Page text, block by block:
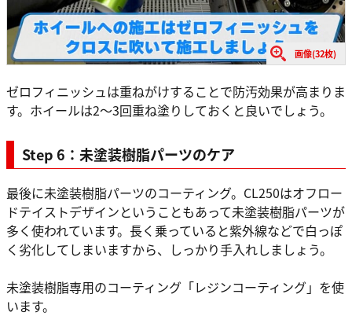
画像(32枚)
ゼロフィニッシュは重ねがけすることで防汚効果が高まりま
す。ホイールは2～3回重ね塗りしておくと良いでしょう。
Step 6：未塗装樹脂パーツのケア
最後に未塗装樹脂パーツのコーティング。CL250はオフロー
ドテイストデザインということもあって未塗装樹脂パーツが
多く使われています。長く乗っていると紫外線などで白っぽ
く劣化してしまいますから、しっかり手入れしましょう。
未塗装樹脂専用のコーティング「レジンコーティング」を使
います。